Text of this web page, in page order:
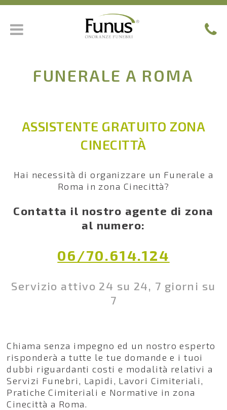
FUNERALE A ROMA
ASSISTENTE GRATUITO ZONA
CINECITTÀ
Hai necessità di organizzare un Funerale a
Roma in zona Cinecittà?
Contatta il nostro agente di zona
al numero:
06/70.614.124
Servizio attivo 24 su 24, 7 giorni su
7
Chiama senza impegno ed un nostro esperto
risponderà a tutte le tue domande e i tuoi
dubbi riguardanti costi e modalità relativi a
Servizi Funebri, Lapidi, Lavori Cimiteriali,
Pratiche Cimiteriali e Normative in zona
Cinecittà a Roma.